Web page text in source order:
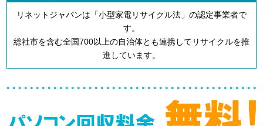
リネットジャパンは「小型家電リサイクル法」の認定事業者で
す。
総社市を含む全国700以上の自治体とも連携してリサイクルを推
進しています。